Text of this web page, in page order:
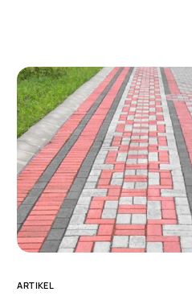
ARTIKEL